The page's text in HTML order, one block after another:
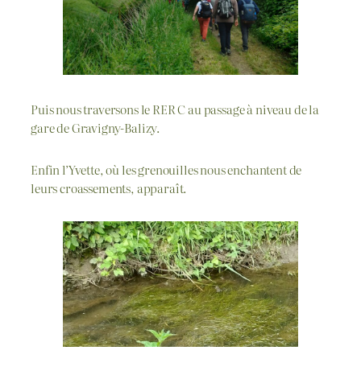
Puis nous traversons le RER C au passage à niveau de la
gare de Gravigny-Balizy.
Enfin l’Yvette, où les grenouilles nous enchantent de
leurs croassements, apparaît.